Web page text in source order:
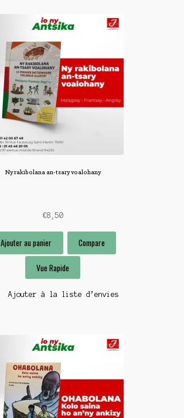
Ny rakibolana an-tsary voalohany
€8,50
Ajouter au panier Compare
Vue Rapide
Ajouter à la liste d’envies